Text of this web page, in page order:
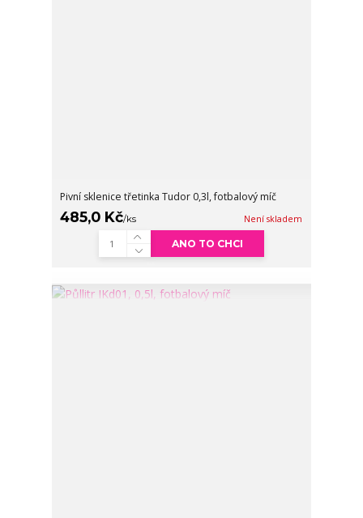
Pivní sklenice třetinka Tudor 0,3l, fotbalový míč
485,0 Kč/ks Není skladem
ANO TO CHCI